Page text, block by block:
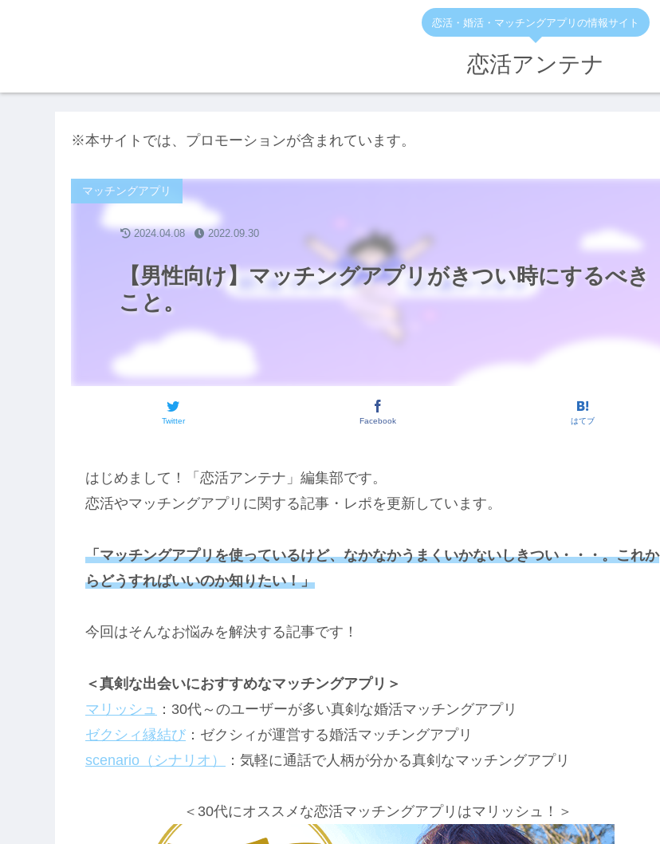
恋活・婚活・マッチングアプリの情報サイト
恋活アンテナ
※本サイトでは、プロモーションが含まれています。
【男性向け】マッチングアプリがきつい時にするべき
こと。
マッチングアプリ
Twitter Facebook はてブ
2024.04.08 2022.09.30
はじめまして！「恋活アンテナ」編集部です。
恋活やマッチングアプリに関する記事・レポを更新しています。
「マッチングアプリを使っているけど、なかなかうまくいかないしきつい・・・。これか
らどうすればいいのか知りたい！」
今回はそんなお悩みを解決する記事です！
＜真剣な出会いにおすすめなマッチングアプリ＞
マリッシュ
：30代～のユーザーが多い真剣な婚活マッチングアプリ
ゼクシィ縁結び ：ゼクシィが運営する婚活マッチングアプリ
scenario（シナリオ）
：気軽に通話で人柄が分かる真剣なマッチングアプリ
＜30代にオススメな恋活マッチングアプリはマリッシュ！＞